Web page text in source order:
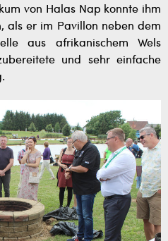
von Halas Nap konnte ihm
als er im Pavillon neben dem
aus afrikanischem Wels
und sehr einfache